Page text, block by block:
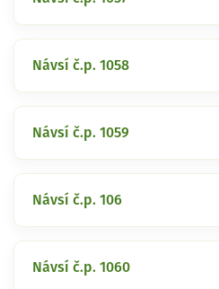
Návsí č.p. 1058
Návsí č.p. 1059
Návsí č.p. 106
Návsí č.p. 1060